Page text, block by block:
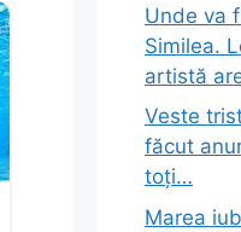
Unde va
Similea.
artistă
Veste
făcut
toți…
Marea